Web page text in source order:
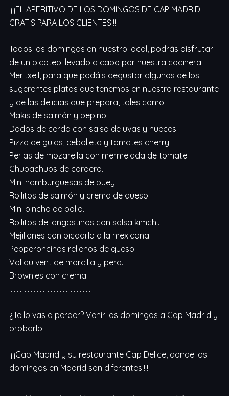
¡¡¡¡EL APERITIVO DE LOS DOMINGOS DE CAP MADRID.
GRATIS PARA LOS CLIENTES!!!!
Todos los domingos en nuestro local, podrás disfrutar
de un picoteo llevado a cabo por nuestra cocinera
Meritxell, para que podáis degustar algunos de los
sugerentes platos que tenemos en nuestro restaurante
y de las delicias que prepara, tales como:
Makis de salmón y pepino.
Dados de cerdo con salsa de uvas y nueces.
Pizza de gulas, cebolleta y tomates cherry.
Perlas de mozarella con mermelada de tomate.
Chupachups de cordero.
Mini hamburguesas de buey.
Rollitos de salmón y crema de queso.
Mini pincho de pollo.
Rollitos de langostinos con salsa kimchi.
Mejillones con picadillo a la mexicana.
Pepperoncinos rellenos de queso.
Vol au vent de morcilla y pera.
Brownies con crema.
………………………………………………
¿Te lo vas a perder? Venir los domingos a Cap Madrid y
probarlo.
¡¡¡¡Cap Madrid y su restaurante Cap Delice, donde los
domingos en Madrid son diferentes!!!!